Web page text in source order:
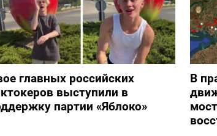
главных российских
выступили в
партии «Яблоко»
В